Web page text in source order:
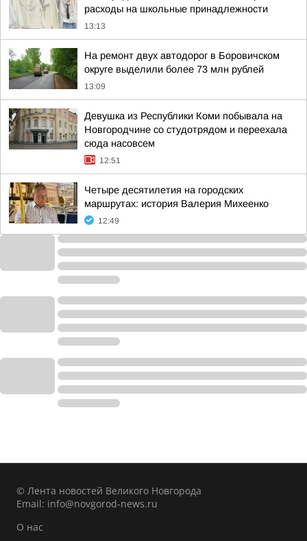
расходы на школьные принадлежности
13:13
На ремонт двух автодорог в Боровичском
округе выделили более 73 млн рублей
13:09
Девушка из Республики Коми побывала на
Новгородчине со студотрядом и переехала
сюда насовсем
12:51
Четыре десятилетия на городских
маршрутах: история Валерия Михеенко
12:49
© Лента новостей Великого Новгорода
Email: info@novgorod-news.ru
О нас